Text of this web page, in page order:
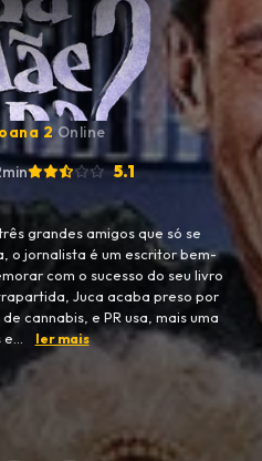
2 Online
5.1
grandes amigos que só se
o jornalista é um escritor bem-
com o sucesso do seu livro
Juca acaba preso por
cannabis, e PR usa, mais uma
ler mais